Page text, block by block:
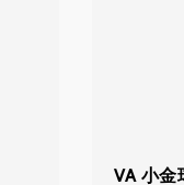
VA 小